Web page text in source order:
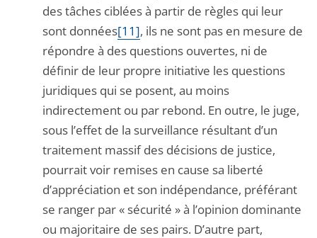
des tâches ciblées à partir de règles qui leur
sont données[11], ils ne sont pas en mesure de
répondre à des questions ouvertes, ni de
définir de leur propre initiative les questions
juridiques qui se posent, au moins
indirectement ou par rebond. En outre, le juge,
sous l’effet de la surveillance résultant d’un
traitement massif des décisions de justice,
pourrait voir remises en cause sa liberté
d’appréciation et son indépendance, préférant
se ranger par « sécurité » à l’opinion dominante
ou majoritaire de ses pairs. D’autre part,